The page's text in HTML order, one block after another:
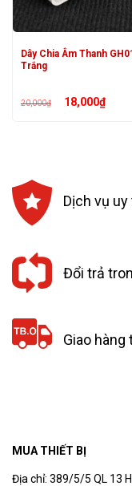
Dây Chia Âm Thanh GH01
Trắng
20,000₫ Giá
gốc
18,000₫Giá
hiện
Dịch vụ uy
Đổi trả
Giao hàng
MUA THIẾT BỊ
Địa chỉ: 389/5/5 QL 13